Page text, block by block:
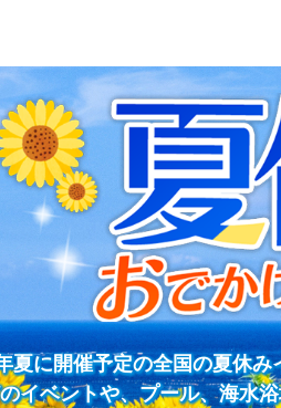
夏に開催予定の全国の夏休
イベントや、プール、海水